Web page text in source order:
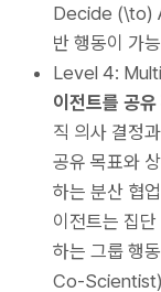
Decide (\to)
반 행동이 가
Level 4:
이전트를 공
직 의사 결정
공유 목표와
하는 분산 협
이전트는 집
하는 그룹 행
Co-